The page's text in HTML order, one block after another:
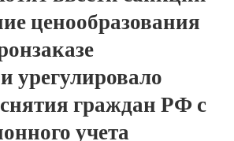
ценообразования
урегулировало
граждан РФ с
учета